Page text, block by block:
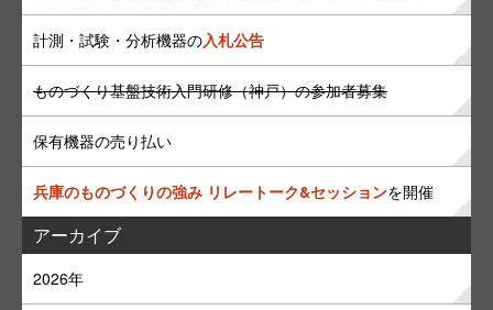
計測・試験・分析機器の入札公告
ものづくり基盤技術入門研修（神戸）の参加者募集
保有機器の売り払い
兵庫のものづくりの強み リレートーク&セッションを開催
アーカイブ
2026年